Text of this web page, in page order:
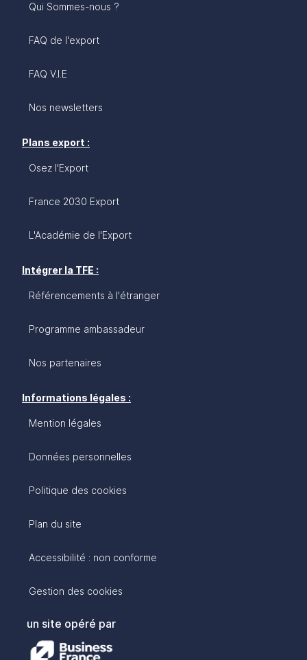
Qui Sommes-nous ?
FAQ de l'export
FAQ V.I.E
Nos newsletters
Plans export :
Osez l'Export
France 2030 Export
L'Académie de l'Export
Intégrer la TFE :
Référencements à l'étranger
Programme ambassadeur
Nos partenaires
Informations légales :
Mention légales
Données personnelles
Politique des cookies
Plan du site
Accessibilité : non conforme
Gestion des cookies
un site opéré par